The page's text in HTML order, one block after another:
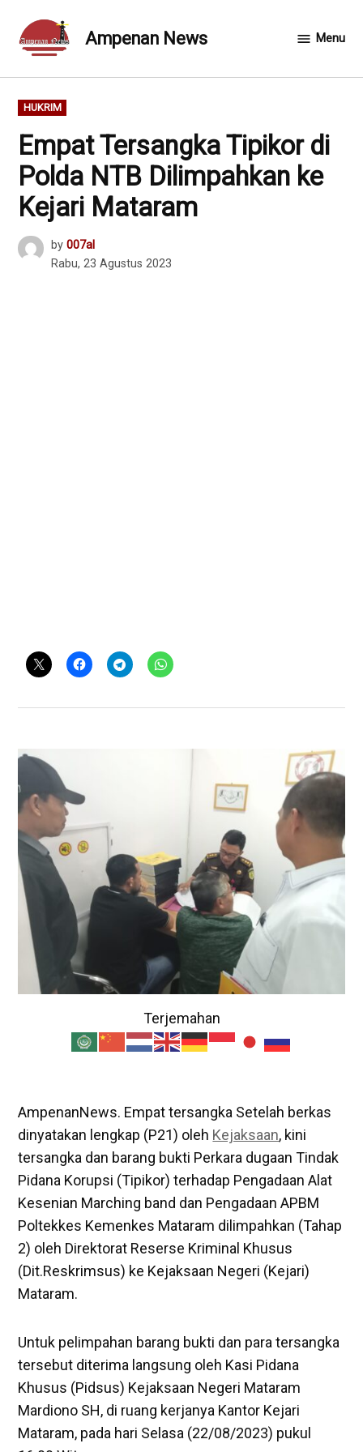
content
Ampenan News Menu
POSTED
IN
HUKRIM
Empat Tersangka Tipikor di
Polda NTB Dilimpahkan ke
Kejari Mataram
by 007al
Rabu, 23 Agustus 2023
Terjemahan
AmpenanNews. Empat tersangka Setelah berkas
dinyatakan lengkap (P21) oleh Kejaksaan, kini
tersangka dan barang bukti Perkara dugaan Tindak
Pidana Korupsi (Tipikor) terhadap Pengadaan Alat
Kesenian Marching band dan Pengadaan APBM
Poltekkes Kemenkes Mataram dilimpahkan (Tahap
2) oleh Direktorat Reserse Kriminal Khusus
(Dit.Reskrimsus) ke Kejaksaan Negeri (Kejari)
Mataram.
Untuk pelimpahan barang bukti dan para tersangka
tersebut diterima langsung oleh Kasi Pidana
Khusus (Pidsus) Kejaksaan Negeri Mataram
Mardiono SH, di ruang kerjanya Kantor Kejari
Mataram, pada hari Selasa (22/08/2023) pukul